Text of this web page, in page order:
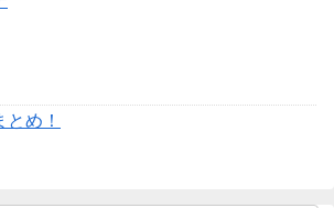
め！